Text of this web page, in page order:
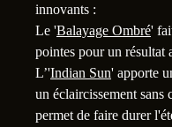
innovants :
Le 'Balayage Ombré'
pointes pour un résultat
L’'Indian Sun' apporte
un éclaircissement sans
permet de faire durer